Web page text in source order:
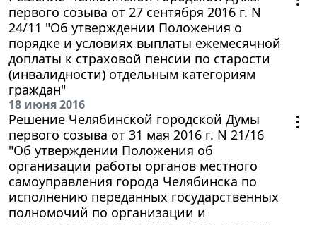
первого созыва от 27 сентября 2016 г. N
24/11 "Об утверждении Положения о
порядке и условиях выплаты ежемесячной
доплаты к страховой пенсии по старости
(инвалидности) отдельным категориям
граждан"
18 июня 2016
Решение Челябинской городской Думы
первого созыва от 31 мая 2016 г. N 21/16
"Об утверждении Положения об
организации работы органов местного
самоуправления города Челябинска по
исполнению переданных государственных
полномочий по организации и